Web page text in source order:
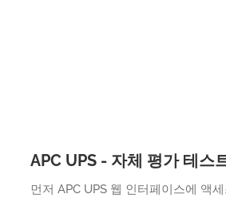
APC UPS - 자체 평가 테스
먼저 APC UPS 웹 인터페이스에 액